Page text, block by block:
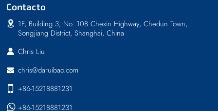
Contacto
1F, Building 3, No. 108 Chexin Highway, Chedun Town,
Songjiang District, Shanghai, China
Chris Liu
chris@daruibao.com
+86-15218881231
+86-15218881231